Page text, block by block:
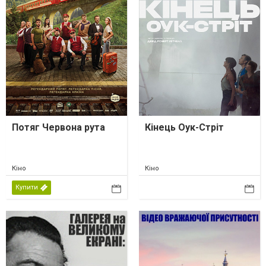
Потяг Червона рута
Кіно
Купити
Кінець Оук-Стріт
Кіно